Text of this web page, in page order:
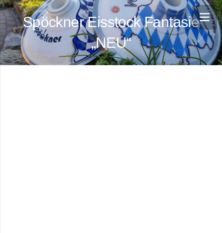
Spöckner Eisstock Fantasie
„NEU“